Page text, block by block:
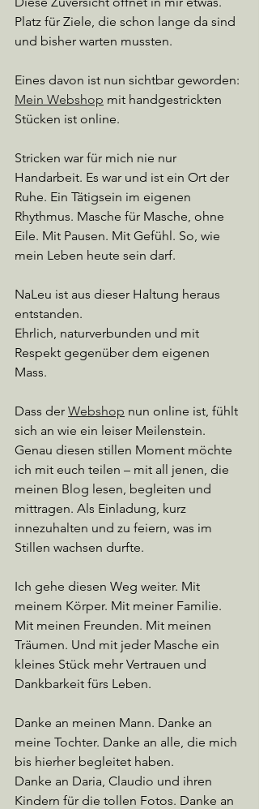
Platz für Ziele, die schon lange da sind
und bisher warten mussten.
Eines davon ist nun sichtbar geworden:
Mein Webshop mit handgestrickten
Stücken ist online.
Stricken war für mich nie nur
Handarbeit. Es war und ist ein Ort der
Ruhe. Ein Tätigsein im eigenen
Rhythmus. Masche für Masche, ohne
Eile. Mit Pausen. Mit Gefühl. So, wie
mein Leben heute sein darf.
NaLeu ist aus dieser Haltung heraus
entstanden.
Ehrlich, naturverbunden und mit
Respekt gegenüber dem eigenen
Mass.
Dass der Webshop nun online ist, fühlt
sich an wie ein leiser Meilenstein.
Genau diesen stillen Moment möchte
ich mit euch teilen – mit all jenen, die
meinen Blog lesen, begleiten und
mittragen. Als Einladung, kurz
innezuhalten und zu feiern, was im
Stillen wachsen durfte.
Ich gehe diesen Weg weiter. Mit
meinem Körper. Mit meiner Familie.
Mit meinen Freunden. Mit meinen
Träumen. Und mit jeder Masche ein
kleines Stück mehr Vertrauen und
Dankbarkeit fürs Leben.
Danke an meinen Mann. Danke an
meine Tochter. Danke an alle, die mich
bis hierher begleitet haben.
Danke an Daria, Claudio und ihren
Kindern für die tollen Fotos. Danke an